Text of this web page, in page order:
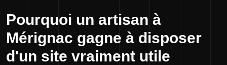
Pourquoi un artisan à
Mérignac gagne à disposer
d'un site vraiment utile